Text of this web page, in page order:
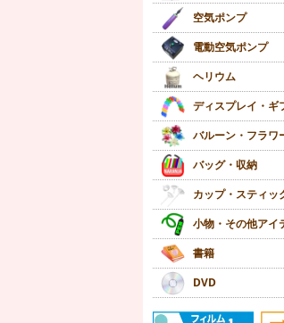
空気ポンプ
電動空気ポンプ
ヘリウム
ディスプレイ・ギ
バルーン・フラワ
バッグ・収納
カップ・スティッ
小物・その他アイ
書籍
DVD